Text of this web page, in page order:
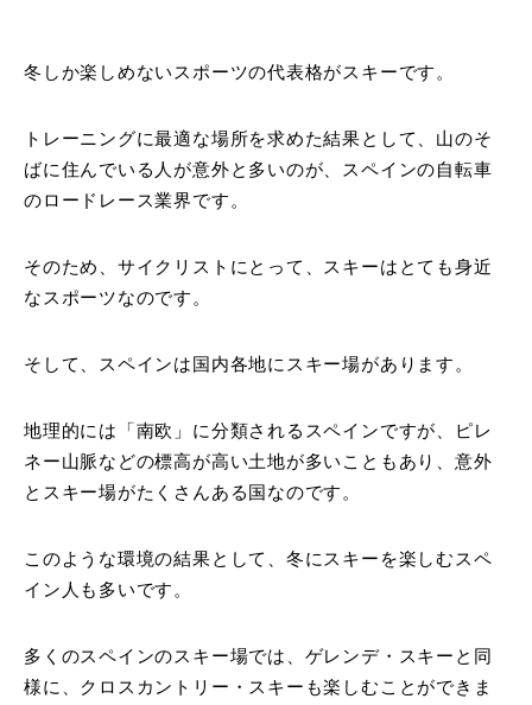
冬しか楽しめないスポーツの代表格がスキーです。
トレーニングに最適な場所を求めた結果として、山のそ
ばに住んでいる人が意外と多いのが、スペインの自転車
のロードレース業界です。
そのため、サイクリストにとって、スキーはとても身近
なスポーツなのです。
そして、スペインは国内各地にスキー場があります。
地理的には「南欧」に分類されるスペインですが、ピレ
ネー山脈などの標高が高い土地が多いこともあり、意外
とスキー場がたくさんある国なのです。
このような環境の結果として、冬にスキーを楽しむスペ
イン人も多いです。
多くのスペインのスキー場では、ゲレンデ・スキーと同
様に、クロスカントリー・スキーも楽しむことができま